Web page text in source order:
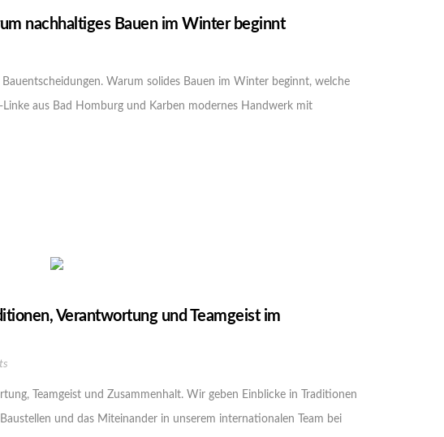
nachhaltiges Bauen im Winter beginnt
Warum solides Bauen im Winter beginnt, welche
aus Bad Homburg und Karben modernes Handwerk mit
Verantwortung und Teamgeist im
Teamgeist und Zusammenhalt. Wir geben Einblicke in Traditionen
und das Miteinander in unserem internationalen Team bei